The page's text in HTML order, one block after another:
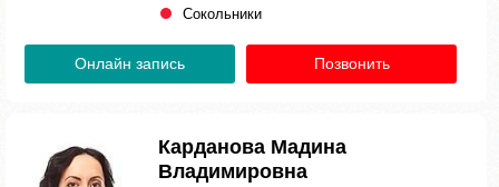
Сокольники
Онлайн запись Позвонить
Карданова Мадина
Владимировна